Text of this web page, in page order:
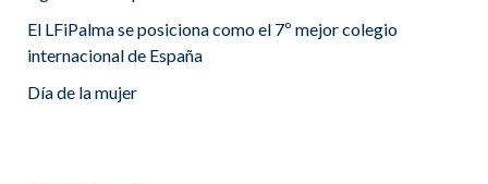
El LFiPalma se posiciona como el 7º mejor colegio
internacional de España
Día de la mujer